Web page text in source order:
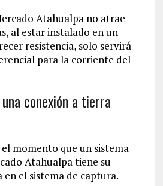
Atahualpa no atrae
al estar instalado en un
resistencia, solo servirá
para la corriente del
conexión a tierra
momento que un sistema
Atahualpa tiene su
en el sistema de captura.